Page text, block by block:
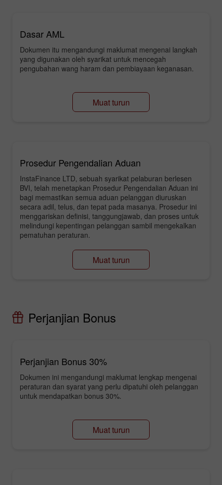
Dasar AML
Dokumen itu mengandungi maklumat mengenai langkah
yang digunakan oleh syarikat untuk mencegah
pengubahan wang haram dan pembiayaan keganasan.
Muat turun
Prosedur Pengendalian Aduan
InstaFinance LTD, sebuah syarikat pelaburan berlesen
BVI, telah menetapkan Prosedur Pengendalian Aduan ini
bagi memastikan semua aduan pelanggan diuruskan
secara adil, telus, dan tepat pada masanya. Prosedur ini
menggariskan definisi, tanggungjawab, dan proses untuk
melindungi kepentingan pelanggan sambil mengekalkan
pematuhan peraturan.
Muat turun
Perjanjian Bonus
Perjanjian Bonus 30%
Dokumen ini mengandungi maklumat lengkap mengenai
peraturan dan syarat yang perlu dipatuhi oleh pelanggan
untuk mendapatkan bonus 30%.
Muat turun